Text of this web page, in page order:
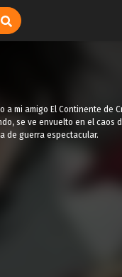
a mi amigo El Continente de
se ve envuelto en el caos
de guerra espectacular.